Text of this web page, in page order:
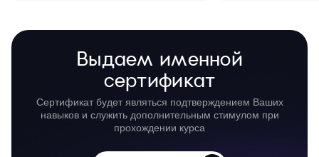
Выдаем именной
сертификат
Сертификат будет являться подтверждением Ваших
навыков и служить дополнительным стимулом при
прохождении курса